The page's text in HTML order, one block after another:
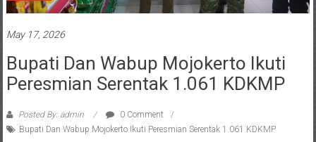
May 17, 2026
Bupati Dan Wabup Mojokerto Ikuti
Peresmian Serentak 1.061 KDKMP
Posted By: admin
0 Comment
Bupati Dan Wabup Mojokerto Ikuti Peresmian Serentak 1.061 KDKMP